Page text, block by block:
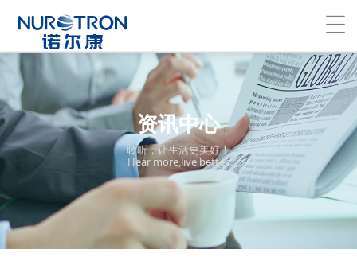
资讯中心
聆听，让生活更美好！
Hear more,live better.